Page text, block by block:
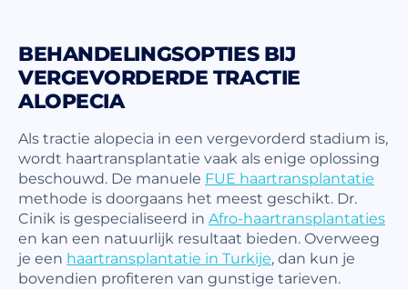
BEHANDELINGSOPTIES BIJ
VERGEVORDERDE TRACTIE
ALOPECIA
Als tractie alopecia in een vergevorderd stadium is,
wordt haartransplantatie vaak als enige oplossing
beschouwd. De manuele FUE haartransplantatie
methode is doorgaans het meest geschikt. Dr.
Cinik is gespecialiseerd in Afro-haartransplantaties
en kan een natuurlijk resultaat bieden. Overweeg
je een haartransplantatie in Turkije, dan kun je
bovendien profiteren van gunstige tarieven.